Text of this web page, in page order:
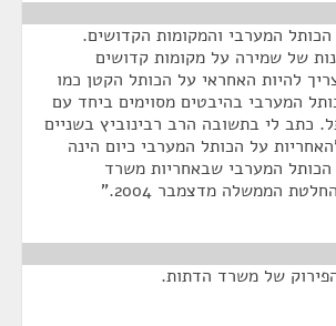
המערבי והמקומות הקדושים.
של שמירה על מקומות קדושים
להיות האחראי על הכותל הקטן כמו
המערבי בהיבטים מסוימים ביחד עם
כתב לי בתשובה הרב רבינוביץ בשניים
למרץ 2006: "האחריות על הכותל המערבי כיום הינה
הכותל המערבי שבאחריות משרד
הממשלה מדצמבר 2004."
של משרד הדתות.